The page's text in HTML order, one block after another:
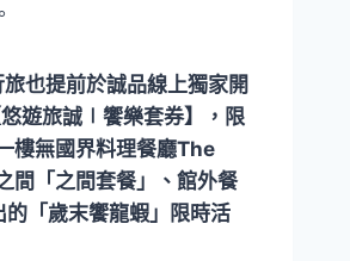
也提前於誠品線上獨家開
遊旅誠∣饗樂套券】，限
樓無國界料理餐廳The
「之間套餐」、館外餐
「歲末饗龍蝦」限時活